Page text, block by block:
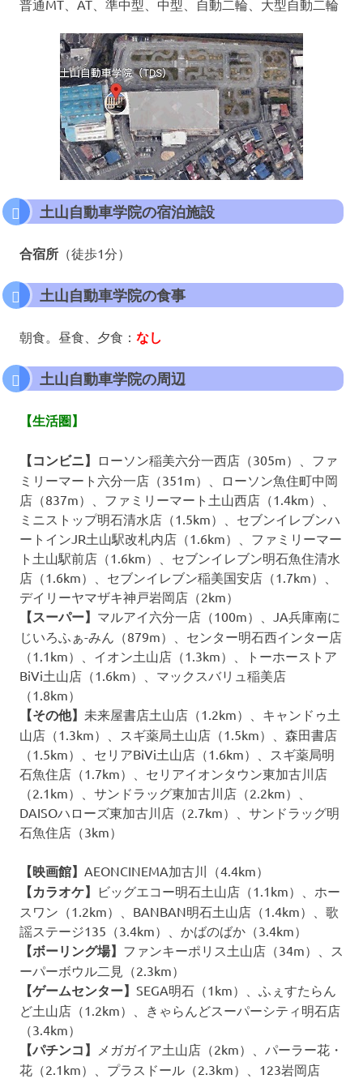
普通MT、AT、準中型、中型、自動二輪、大型自動二輪
土山自動車学院の宿泊施設
合宿所 （徒歩1分）
土山自動車学院の食事
朝食。昼食、夕食： なし
土山自動車学院の周辺
【生活圏】
【コンビニ】 ローソン稲美六分一西店（305m）、ファ
ミリーマート六分一店（351m）、ローソン魚住町中岡
店（837m）、ファミリーマート土山西店（1.4km）、
ミニストップ明石清水店（1.5km）、セブンイレブンハ
ートインJR土山駅改札内店（1.6km）、ファミリーマー
ト土山駅前店（1.6km）、セブンイレブン明石魚住清水
店（1.6km）、セブンイレブン稲美国安店（1.7km）、
デイリーヤマザキ神戸岩岡店（2km）
【スーパー】 マルアイ六分一店（100m）、JA兵庫南に
じいろふぁ-みん（879m）、センター明石西インター店
（1.1km）、イオン土山店（1.3km）、トーホーストア
BiVi土山店（1.6km）、マックスバリュ稲美店
（1.8km）
【その他】 未来屋書店土山店（1.2km）、キャンドゥ土
山店（1.3km）、スギ薬局土山店（1.5km）、森田書店
（1.5km）、セリアBiVi土山店（1.6km）、スギ薬局明
石魚住店（1.7km）、セリアイオンタウン東加古川店
（2.1km）、サンドラッグ東加古川店（2.2km）、
DAISOハローズ東加古川店（2.7km）、サンドラッグ明
石魚住店（3km）
【映画館】 AEONCINEMA加古川（4.4km）
【カラオケ】 ビッグエコー明石土山店（1.1km）、ホー
スワン（1.2km）、BANBAN明石土山店（1.4km）、歌
謡ステージ135（3.4km）、かばのばか（3.4km）
【ボーリング場】 ファンキーポリス土山店（34m）、ス
ーパーボウル二見（2.3km）
【ゲームセンター】 SEGA明石（1km）、ふぇすたらん
ど土山店（1.2km）、きゃらんどスーパーシティ明石店
（3.4km）
【パチンコ】
メガガイア土山店（2km）、パーラー花・
花（2.1km）、プラスドール（2.3km）、123岩岡店